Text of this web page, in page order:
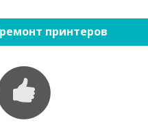
принтеров